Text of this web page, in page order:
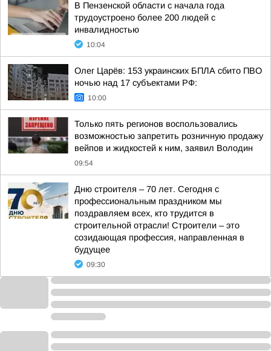
В Пензенской области с начала года
трудоустроено более 200 людей с
инвалидностью
10:04
Олег Царёв: 153 украинских БПЛА сбито ПВО
ночью над 17 субъектами РФ:
10:00
Только пять регионов воспользовались
возможностью запретить розничную продажу
вейпов и жидкостей к ним, заявил Володин
09:54
Дню строителя – 70 лет. Сегодня с
профессиональным праздником мы
поздравляем всех, кто трудится в
строительной отрасли! Строители – это
созидающая профессия, направленная в
будущее
09:30